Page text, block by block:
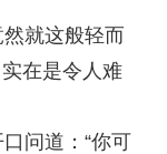
就这般轻而
在是令人难
问道：“你可